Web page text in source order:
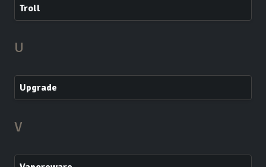
Troll
U
Upgrade
V